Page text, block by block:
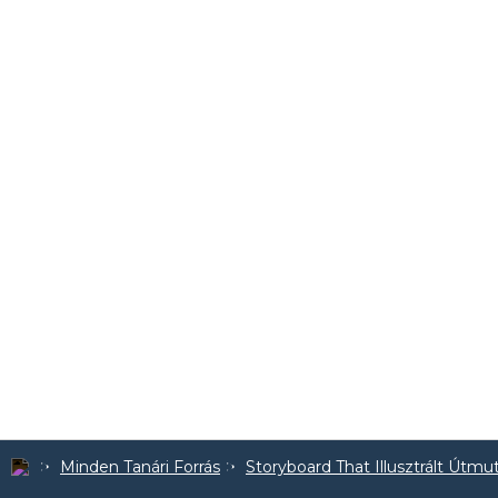
Minden Tanári Forrás Storyboard That Illusztrált